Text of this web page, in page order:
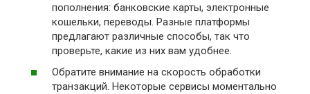
пополнения: банковские карты, электронные
кошельки, переводы. Разные платформы
предлагают различные способы, так что
проверьте, какие из них вам удобнее.
Обратите внимание на скорость обработки
транзакций. Некоторые сервисы моментально